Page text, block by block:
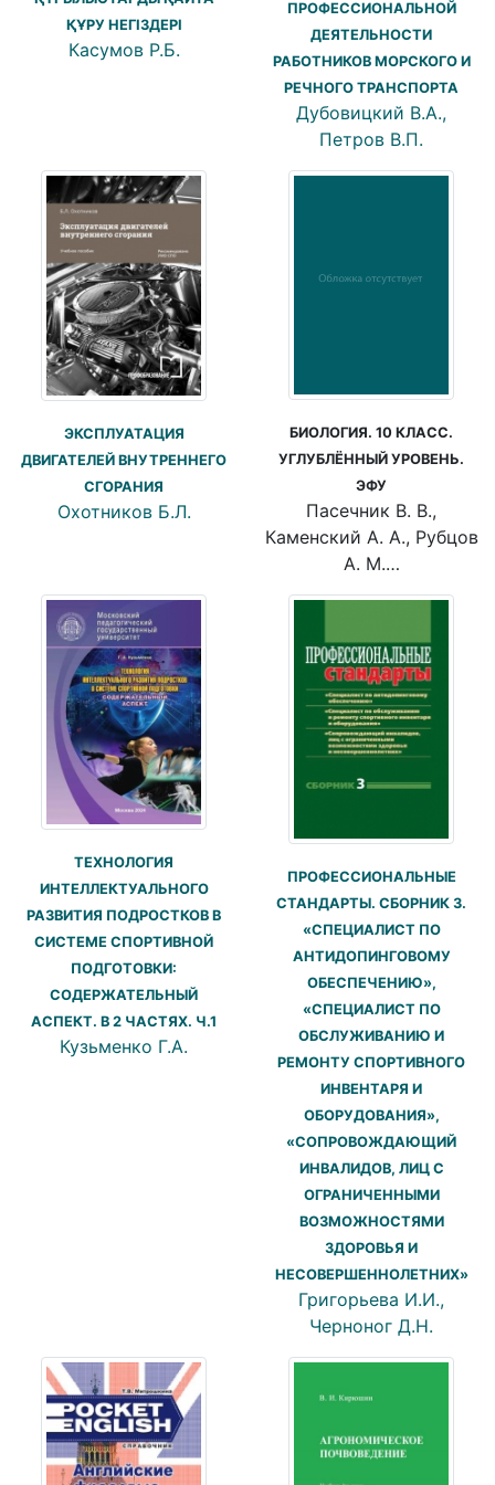
ҚҰРУ НЕГІЗДЕРІ
Касумов Р.Б.
ПРОФЕССИОНАЛЬНОЙ
ДЕЯТЕЛЬНОСТИ
РАБОТНИКОВ МОРСКОГО И
РЕЧНОГО ТРАНСПОРТА
Дубовицкий В.А.,
Петров В.П.
ЭКСПЛУАТАЦИЯ
ДВИГАТЕЛЕЙ ВНУТРЕННЕГО
СГОРАНИЯ
Охотников Б.Л.
БИОЛОГИЯ. 10 КЛАСС.
УГЛУБЛЁННЫЙ УРОВЕНЬ.
ЭФУ
Пасечник В. В.,
Каменский А. А., Рубцов
А. М.…
ТЕХНОЛОГИЯ
ИНТЕЛЛЕКТУАЛЬНОГО
РАЗВИТИЯ ПОДРОСТКОВ В
СИСТЕМЕ СПОРТИВНОЙ
ПОДГОТОВКИ:
СОДЕРЖАТЕЛЬНЫЙ
АСПЕКТ. В 2 ЧАСТЯХ. Ч.1
Кузьменко Г.А.
ПРОФЕССИОНАЛЬНЫЕ
СТАНДАРТЫ. СБОРНИК 3.
«СПЕЦИАЛИСТ ПО
АНТИДОПИНГОВОМУ
ОБЕСПЕЧЕНИЮ»,
«СПЕЦИАЛИСТ ПО
ОБСЛУЖИВАНИЮ И
РЕМОНТУ СПОРТИВНОГО
ИНВЕНТАРЯ И
ОБОРУДОВАНИЯ»,
«СОПРОВОЖДАЮЩИЙ
ИНВАЛИДОВ, ЛИЦ С
ОГРАНИЧЕННЫМИ
ВОЗМОЖНОСТЯМИ
ЗДОРОВЬЯ И
НЕСОВЕРШЕННОЛЕТНИХ»
Григорьева И.И.,
Черноног Д.Н.